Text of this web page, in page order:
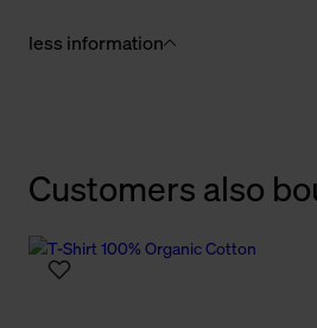
less information
Customers also